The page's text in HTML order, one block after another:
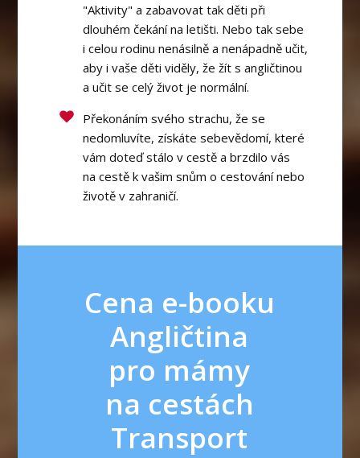
"Aktivity" a zabavovat tak děti při
dlouhém čekání na letišti. Nebo tak sebe
i celou rodinu nenásilně a nenápadně učit,
aby i vaše děti viděly, že žít s angličtinou
a učit se celý život je normální.
Překonáním svého strachu, že se
nedomluvíte, získáte sebevědomí, které
vám doteď stálo v cestě a brzdilo vás
na cestě k vašim snům o cestování nebo
životě v zahraničí.
Cena e-booku
Angličtina
pro mámy
na cestách
Transport